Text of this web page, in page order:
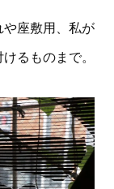
座敷用、私が
るものまで。